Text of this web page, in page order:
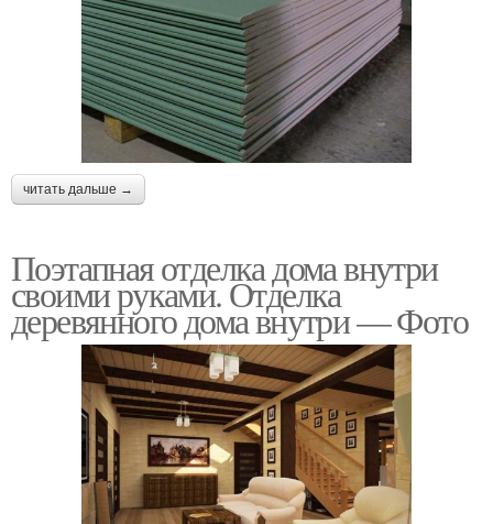
читать дальше →
Поэтапная отделка дома внутри
своими руками. Отделка
деревянного дома внутри — Фото